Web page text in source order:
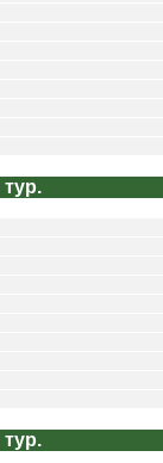
тур.
тур.